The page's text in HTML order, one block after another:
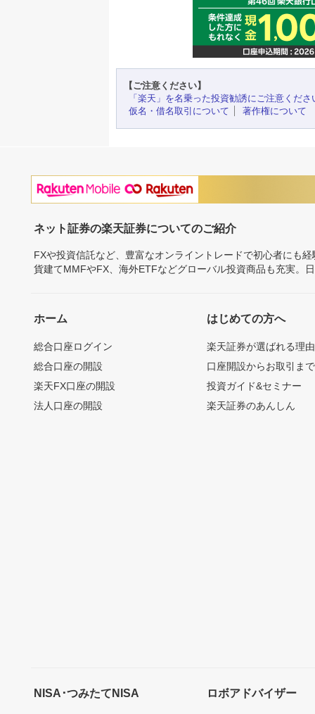
【ご注意ください】
「楽天」を名乗った投資勧誘にご注意くださ
仮名・借名取引について
著作権について
ネット証券の楽天証券についてのご紹介
FXや投資信託など、豊富なオンライントレードで初心者にも
貨建てMMFやFX、海外ETFなどグローバル投資商品も充実。
ホーム
総合口座ログイン
総合口座の開設
楽天FX口座の開設
法人口座の開設
はじめての方へ
楽天証券が選ばれる理由
口座開設からお取引ま
投資ガイド&セミナー
楽天証券のあんしん
NISA･つみたてNISA ロボアドバイザー